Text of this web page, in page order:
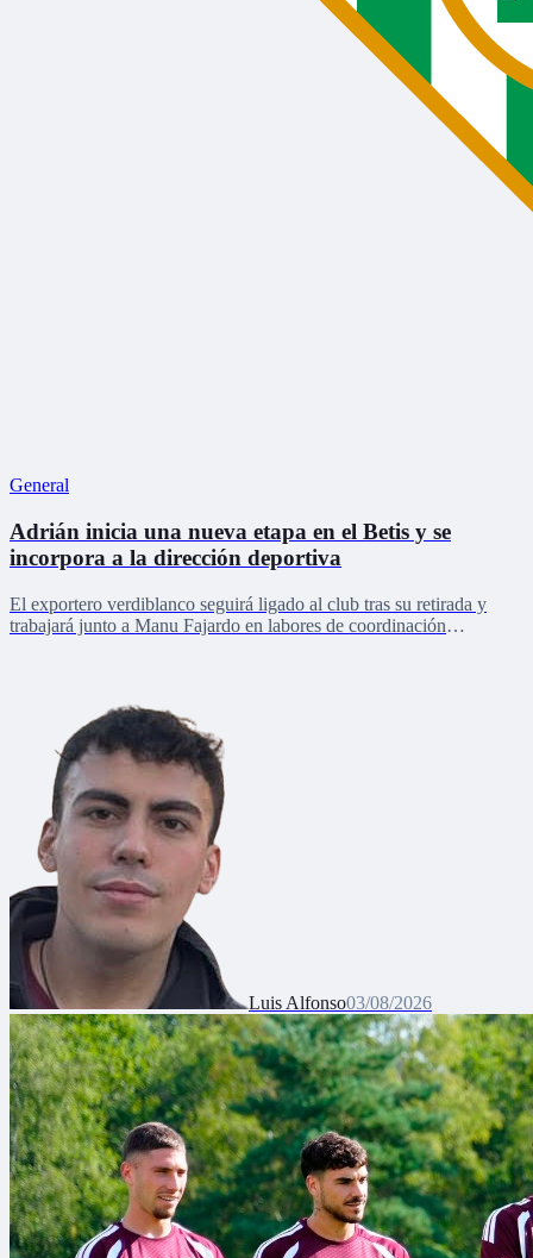
General
Adrián inicia una nueva etapa en el Betis y se
incorpora a la dirección deportiva
El exportero verdiblanco seguirá ligado al club tras su retirada y
trabajará junto a Manu Fajardo en labores de coordinación
Luis Alfonso03/08/2026